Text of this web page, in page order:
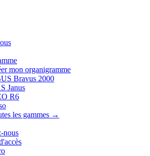
mon organigramme
Bravus 2000
Janus
R6
les gammes →
nous